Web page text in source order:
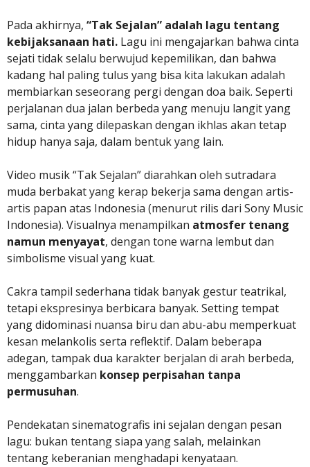
Pada akhirnya, “Tak Sejalan” adalah lagu tentang
kebijaksanaan hati. Lagu ini mengajarkan bahwa cinta
sejati tidak selalu berwujud kepemilikan, dan bahwa
kadang hal paling tulus yang bisa kita lakukan adalah
membiarkan seseorang pergi dengan doa baik. Seperti
perjalanan dua jalan berbeda yang menuju langit yang
sama, cinta yang dilepaskan dengan ikhlas akan tetap
hidup hanya saja, dalam bentuk yang lain.
Video musik “Tak Sejalan” diarahkan oleh sutradara
muda berbakat yang kerap bekerja sama dengan artis-
artis papan atas Indonesia (menurut rilis dari Sony Music
Indonesia). Visualnya menampilkan atmosfer tenang
namun menyayat, dengan tone warna lembut dan
simbolisme visual yang kuat.
Cakra tampil sederhana tidak banyak gestur teatrikal,
tetapi ekspresinya berbicara banyak. Setting tempat
yang didominasi nuansa biru dan abu-abu memperkuat
kesan melankolis serta reflektif. Dalam beberapa
adegan, tampak dua karakter berjalan di arah berbeda,
menggambarkan konsep perpisahan tanpa
permusuhan.
Pendekatan sinematografis ini sejalan dengan pesan
lagu: bukan tentang siapa yang salah, melainkan
tentang keberanian menghadapi kenyataan.